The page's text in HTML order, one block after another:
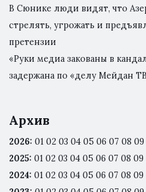
В Сюнике люди видят, что
стрелять, угрожать и
претензии
«Руки медиа закованы в
задержана по «делу Мейдан
Архив
2026: 01 02 03 04 05 06 07 08 09
2025: 01 02 03 04 05 06 07 08 09
2024: 01 02 03 04 05 06 07 08 09